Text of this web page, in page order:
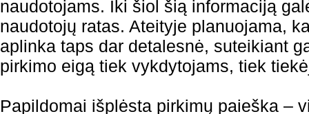
naudotojams. Iki šiol šią informaciją
naudotojų ratas. Ateityje planuojama,
aplinka taps dar detalesnė, suteikiant
pirkimo eigą tiek vykdytojams, tiek
Papildomai išplėsta pirkimų paieška –